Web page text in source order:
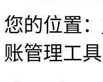
您的位置：
账管理工具